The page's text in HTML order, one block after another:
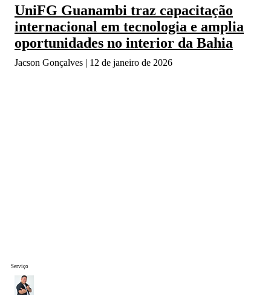
UniFG Guanambi traz capacitação
internacional em tecnologia e amplia
oportunidades no interior da Bahia
Jacson Gonçalves 12 de janeiro de 2026
Serviço